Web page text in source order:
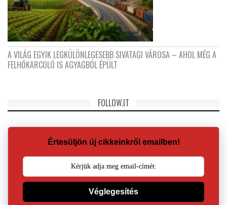
A VILÁG EGYIK LEGKÜLÖNLEGESEBB SIVATAGI VÁROSA – AHOL MÉG A
FELHŐKARCOLÓ IS AGYAGBÓL ÉPÜLT
FOLLOW.IT
Értesüljön új cikkeinkről emailben!
Véglegesítés